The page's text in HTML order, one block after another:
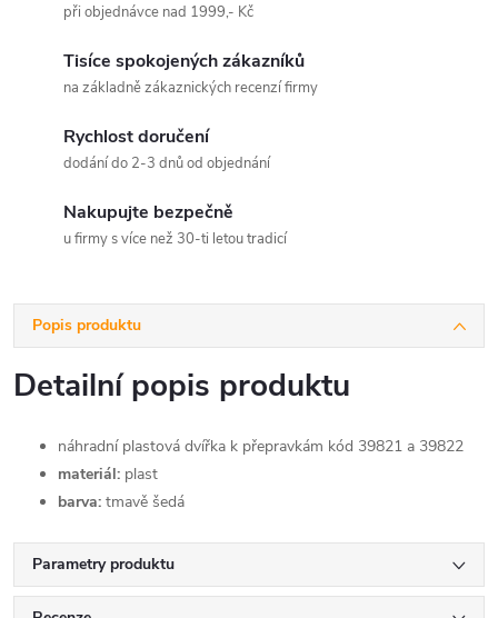
při objednávce nad 1999,- Kč
Tisíce spokojených zákazníků
na základně zákaznických recenzí firmy
Rychlost doručení
dodání do 2-3 dnů od objednání
Nakupujte bezpečně
u firmy s více než 30-ti letou tradicí
Popis produktu
Detailní popis produktu
náhradní plastová dvířka k přepravkám kód 39821 a 39822
materiál: plast
barva: tmavě šedá
Parametry produktu